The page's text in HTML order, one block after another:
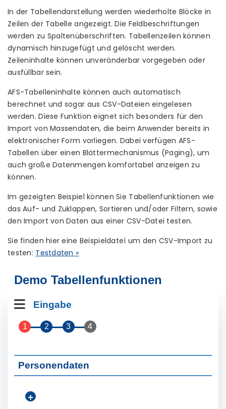
In der Tabellendarstellung werden wiederholte Blöcke in
Zeilen der Tabelle angezeigt. Die Feldbeschriftungen
werden zu Spaltenüberschriften. Tabellenzeilen können
dynamisch hinzugefügt und gelöscht werden.
Zeileninhalte können unveränderbar vorgegeben oder
ausfüllbar sein.
AFS-Tabelleninhalte können auch automatisch
berechnet und sogar aus CSV-Dateien eingelesen
werden. Diese Funktion eignet sich besonders für den
Import von Massendaten, die beim Anwender bereits in
elektronischer Form vorliegen. Dabei verfügen AFS-
Tabellen über einen Blättermechanismus (Paging), um
auch große Datenmengen komfortabel anzeigen zu
können.
Im gezeigten Beispiel können Sie Tabellenfunktionen wie
das Auf- und Zuklappen, Sortieren und/oder Filtern, sowie
den Import von Daten aus einer CSV-Datei testen.
Sie finden hier eine Beispieldateí um den CSV-Import zu
testen: Testdaten »